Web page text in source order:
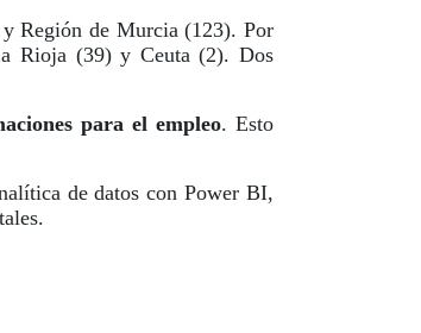
Región de Murcia (123). Por
Rioja (39) y Ceuta (2). Dos
para el empleo. Esto
de datos con Power BI,